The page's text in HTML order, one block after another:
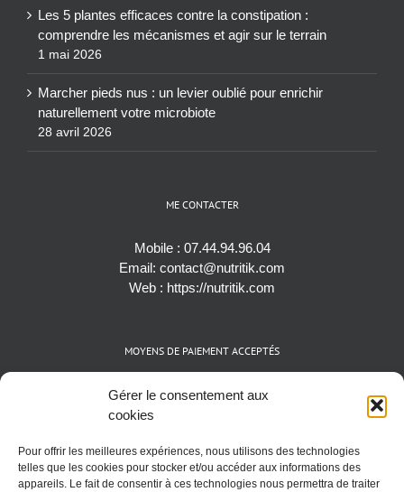
Gérer le consentement aux
cookies
Pour offrir les meilleures expériences, nous utilisons des technologies
telles que les cookies pour stocker et/ou accéder aux informations des
appareils. Le fait de consentir à ces technologies nous permettra de traiter
Les 5 plantes efficaces contre la constipation :
comprendre les mécanismes et agir sur le terrain
1 mai 2026
Marcher pieds nus : un levier oublié pour enrichir
naturellement votre microbiote
28 avril 2026
ME CONTACTER
Mobile : 07.44.94.96.04
Email: contact@nutritik.com
Web : https://nutritik.com
MOYENS DE PAIEMENT ACCEPTÉS
Espèces (EUR)
Cartes bancaires (VISA, Mastercard et AMEX)
Cryptomonnaies (BTC)